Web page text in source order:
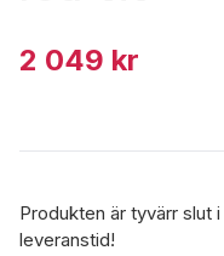
2 049 kr
Produkten är tyvärr slut
leveranstid!